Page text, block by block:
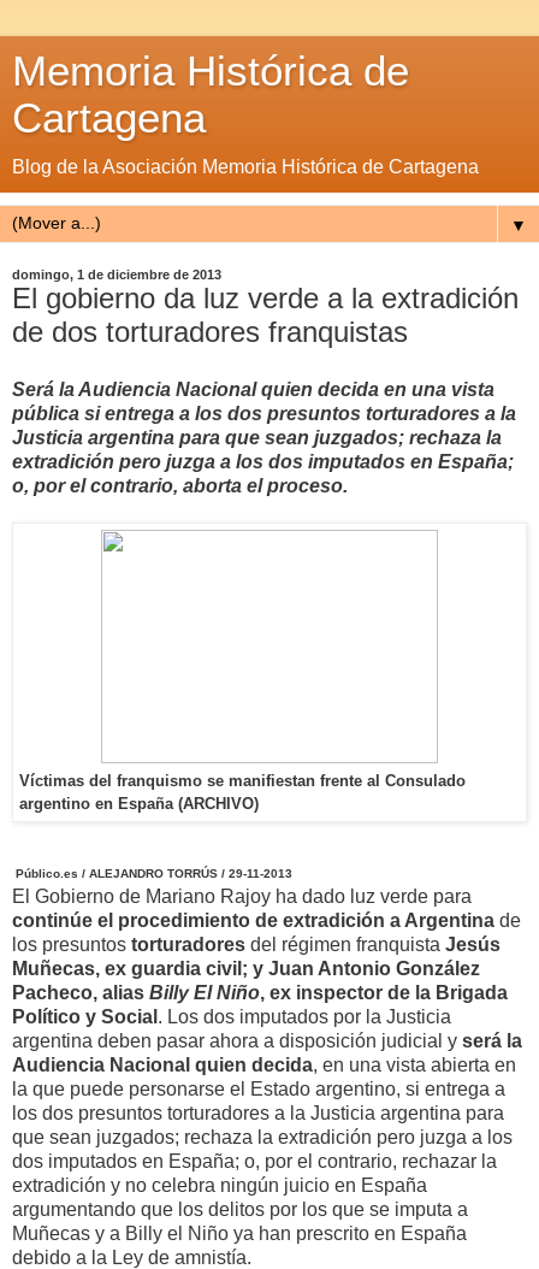
Memoria Histórica de
Cartagena
Blog de la Asociación Memoria Histórica de Cartagena
▼
domingo, 1 de diciembre de 2013
El gobierno da luz verde a la extradición
de dos torturadores franquistas
Será la Audiencia Nacional quien decida en una vista
pública si entrega a los dos presuntos torturadores a la
Justicia argentina para que sean juzgados; rechaza la
extradición pero juzga a los dos imputados en España;
o, por el contrario, aborta el proceso.
Víctimas del franquismo se manifiestan frente al Consulado
argentino en España (ARCHIVO)
Público.es / ALEJANDRO TORRÚS / 29-11-2013
El Gobierno de Mariano Rajoy ha dado luz verde para
continúe el procedimiento de extradición a Argentina de
los presuntos torturadores del régimen franquista Jesús
Muñecas, ex guardia civil; y Juan Antonio González
Pacheco, alias Billy El Niño, ex inspector de la Brigada
Político y Social . Los dos imputados por la Justicia
argentina deben pasar ahora a disposición judicial y será la
Audiencia Nacional quien decida, en una vista abierta en
la que puede personarse el Estado argentino, si entrega a
los dos presuntos torturadores a la Justicia argentina para
que sean juzgados; rechaza la extradición pero juzga a los
dos imputados en España; o, por el contrario, rechazar la
extradición y no celebra ningún juicio en España
argumentando que los delitos por los que se imputa a
Muñecas y a Billy el Niño ya han prescrito en España
debido a la Ley de amnistía.